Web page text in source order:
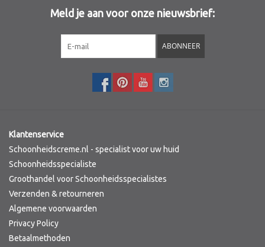
Pascaud
Fusion Meso
PCA SKINCARE
Ekseption Skincare
Meld je aan voor onze nieuwsbrief:
ABONNEER
Klantenservice
Schoonheidscreme.nl - specialist voor uw huid
Schoonheidsspecialiste
Groothandel voor Schoonheidsspecialistes
Verzenden & retourneren
Algemene voorwaarden
Privacy Policy
Betaalmethoden